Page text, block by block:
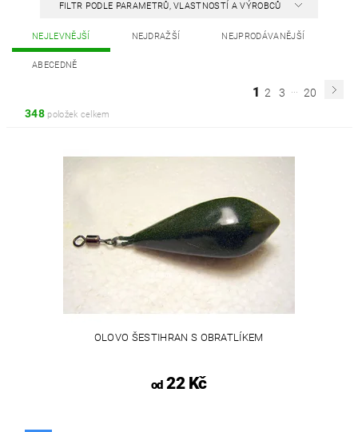
FILTR PODLE PARAMETRŮ, VLASTNOSTÍ A VÝROBCŮ
NEJLEVNĚJŠÍ NEJDRAŽŠÍ NEJPRODÁVANĚJŠÍ
ABECEDNĚ
1 2 3 ... 20
348položek celkem
OLOVO ŠESTIHRAN S OBRATLÍKEM
od22 Kč